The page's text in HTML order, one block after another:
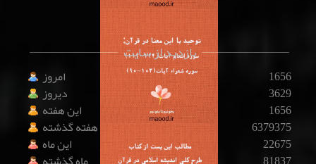
بازدید از سایت
امروز
دیروز
این هفته
هفته گذشته
این ماه
1656
3629
1656
6379375
22675